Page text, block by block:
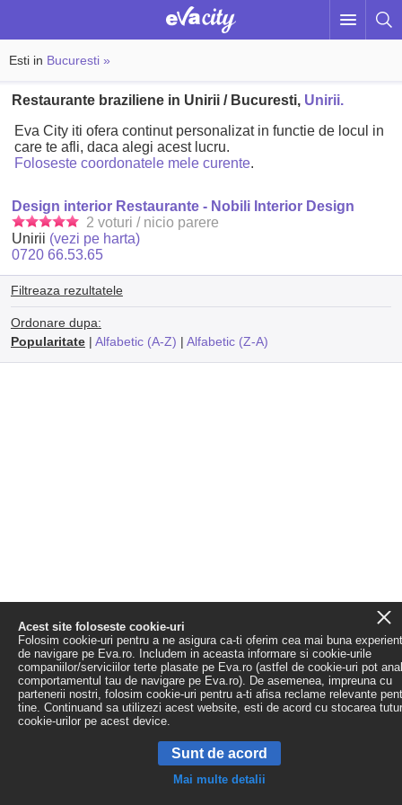
Esti in Bucuresti »
Restaurante braziliene in Unirii / Bucuresti, Unirii.
Eva City iti ofera continut personalizat in functie de locul in
care te afli, daca alegi acest lucru.
Foloseste coordonatele mele curente.
Design interior Restaurante - Nobili Interior Design
2 voturi / nicio parere
Unirii (vezi pe harta)
0720 66.53.65
Filtreaza rezultatele
Ordonare dupa:
Popularitate| Alfabetic (A-Z) | Alfabetic (Z-A)
Acest site foloseste cookie-uri
Folosim cookie-uri pentru a ne asigura ca-ti oferim cea mai buna
de navigare pe Eva.ro. Includem in aceasta informare si cookie-urile
companiilor/serviciilor terte plasate pe Eva.ro (astfel de cookie-uri pot
comportamentul tau de navigare pe Eva.ro). De asemenea, impreuna cu
partenerii nostri, folosim cookie-uri pentru a-ti afisa reclame relevante
tine. Continuand sa utilizezi acest website, esti de acord cu stocarea
cookie-urilor pe acest device.
Sunt de acord
Mai multe detalii